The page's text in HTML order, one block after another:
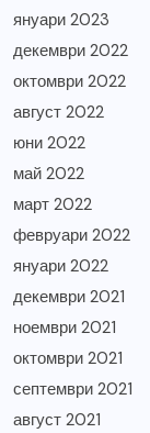
януари 2023
декември 2022
октомври 2022
август 2022
юни 2022
май 2022
март 2022
февруари 2022
януари 2022
декември 2021
ноември 2021
октомври 2021
септември 2021
август 2021